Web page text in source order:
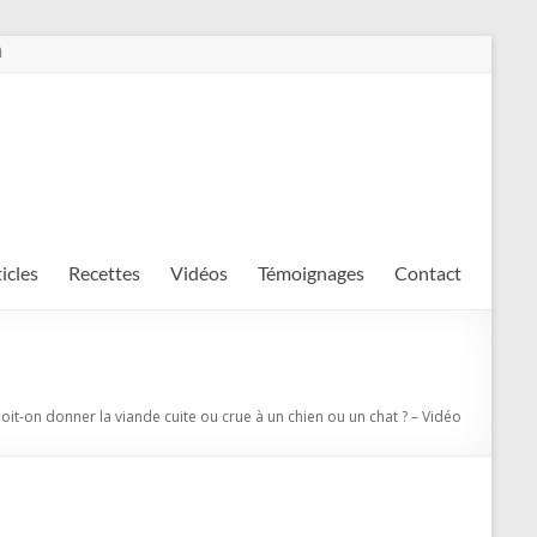
Recettes Vidéos Témoignages Contact
on donner la viande cuite ou crue à un chien ou un chat ? – Vidéo